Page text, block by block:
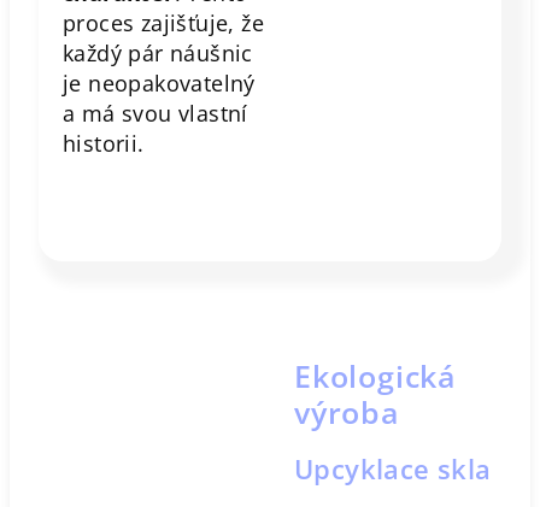
proces zajišťuje, že
každý pár náušnic
je neopakovatelný
a má svou vlastní
historii.
Ekologická
výroba
Upcyklace skla